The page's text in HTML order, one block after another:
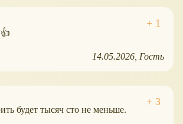
14.05.2026 Гость
будет тысяч сто не меньше.